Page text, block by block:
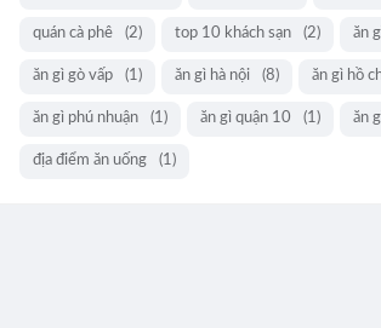
quán cà phê (2) top 10 khách sạn (2) ăn
ăn gì gò vấp (1) ăn gì hà nội (8) ăn gì hồ
ăn gì phú nhuận (1) ăn gì quận 10 (1) ăn
địa điểm ăn uống (1)